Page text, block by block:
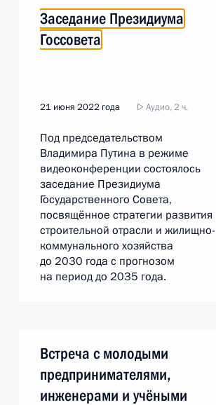
Заседание Президиума
Госсовета
21 июня 2022 года Аудио, 2 ч.
Под председательством
Владимира Путина в режиме
видеоконференции состоялось
заседание Президиума
Государственного Совета,
посвящённое стратегии развития
строительной отрасли и жилищно-
коммунального хозяйства
до 2030 года с прогнозом
на период до 2035 года.
Встреча с молодыми
предпринимателями,
инженерами и учёными